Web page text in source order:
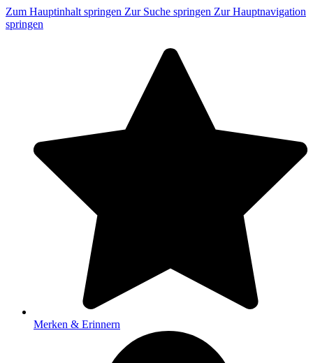
Zum Hauptinhalt springen Zur Suche springen Zur Hauptnavigation
springen
Merken & Erinnern